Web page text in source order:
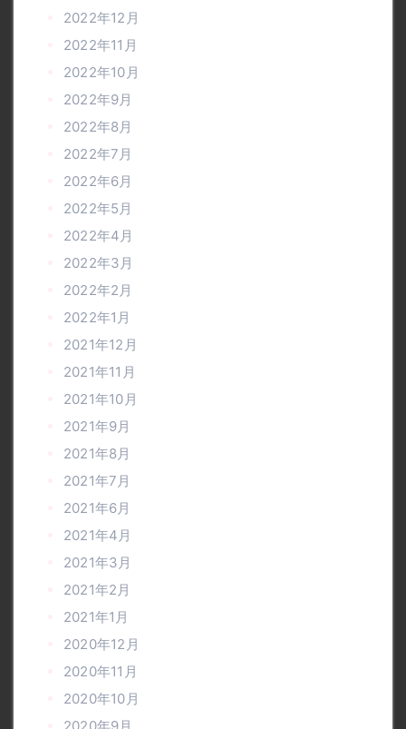
2022年12月
2022年11月
2022年10月
2022年9月
2022年8月
2022年7月
2022年6月
2022年5月
2022年4月
2022年3月
2022年2月
2022年1月
2021年12月
2021年11月
2021年10月
2021年9月
2021年8月
2021年7月
2021年6月
2021年4月
2021年3月
2021年2月
2021年1月
2020年12月
2020年11月
2020年10月